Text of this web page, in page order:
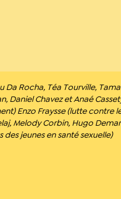
Da Rocha, Téa Tourville,
Daniel Chavez et Anaé
Enzo Fraysse (lutte contre
Melody Corbin, Hugo
des jeunes en santé sexuelle)